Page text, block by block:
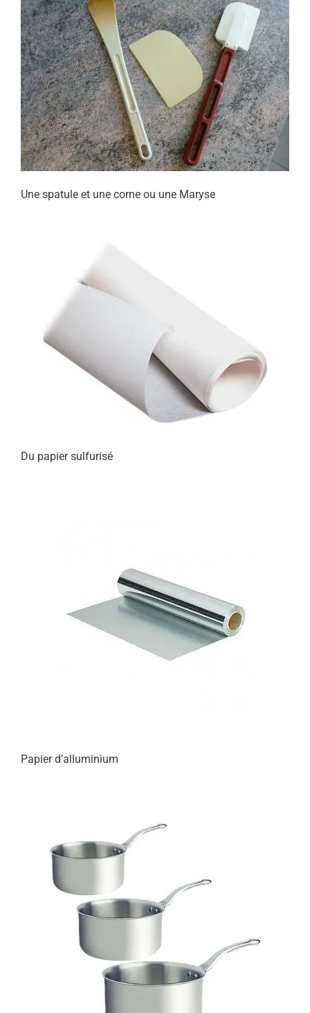
Une spatule et une corne ou une Maryse
Du papier sulfurisé
Papier d’alluminium